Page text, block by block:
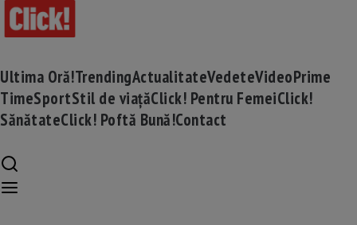
Ultima Oră!TrendingActualitateVedeteVideoPrime
TimeSportStil de viațăClick! Pentru FemeiClick!
SănătateClick! Poftă Bună!Contact